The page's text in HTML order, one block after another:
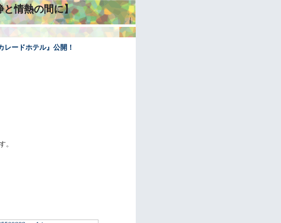
と情熱の間に】
｜
レードホテル』公開！
。